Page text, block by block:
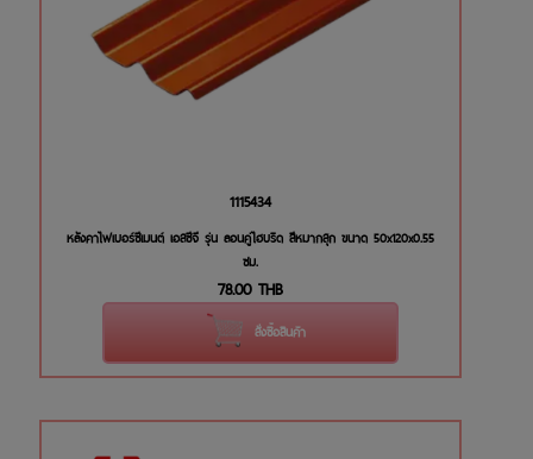
1115434
หลังคาไฟเบอร์ซีเมนต์ เอสซีจี รุ่น ลอนคู่ไฮบริด สีหมากสุก ขนาด 50x120x0.55
ซม.
78.00 THB
สั่งซื้อสินค้า